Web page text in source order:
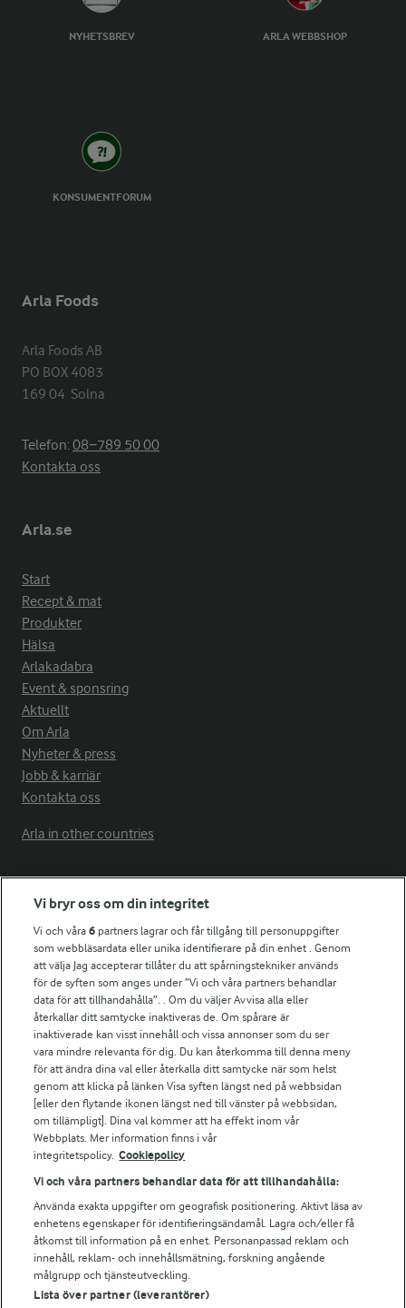
NYHETSBREV ARLA WEBBSHOP
KONSUMENTFORUM
Arla Foods
Arla Foods AB
PO BOX 4083
169 04  Solna
Telefon:08−789 50 00
Kontakta oss
Arla.se
Start
Recept & mat
Produkter
Hälsa
Arlakadabra
Event & sponsring
Aktuellt
Om Arla
Nyheter & press
Jobb & karriär
Kontakta oss
Arla in other countries
Fler Arlasajter
För ägare
Arlas kundportal
Arla.com
Falbygdens Ost
Arla webbshop
Bildbank
Följ oss
© 2026 Arla Foods
Vi bryr oss om din integritet
Vi och våra6 partners lagrar och får tillgång till personuppgifter
som webbläsardata eller unika identifierare på din enhet . Genom
att välja Jag accepterar tillåter du att spårningstekniker används
för de syften som anges under ”Vi och våra partners behandlar
data för att tillhandahålla”. . Om du väljer Avvisa alla eller
återkallar ditt samtycke inaktiveras de. Om spårare är
inaktiverade kan visst innehåll och vissa annonser som du ser
vara mindre relevanta för dig. Du kan återkomma till denna meny
för att ändra dina val eller återkalla ditt samtycke när som helst
genom att klicka på länken Visa syften längst ned på webbsidan
[eller den flytande ikonen längst ned till vänster på webbsidan,
om tillämpligt]. Dina val kommer att ha effekt inom vår
Webbplats. Mer information finns i vår
integritetspolicy. Cookiepolicy
Vi och våra partners behandlar data för att tillhandahålla:
Använda exakta uppgifter om geografisk positionering. Aktivt läsa av
enhetens egenskaper för identifieringsändamål. Lagra och/eller få
åtkomst till information på en enhet. Personanpassad reklam och
innehåll, reklam- och innehållsmätning, forskning angående
målgrupp och tjänsteutveckling.
Lista över partner (leverantörer)